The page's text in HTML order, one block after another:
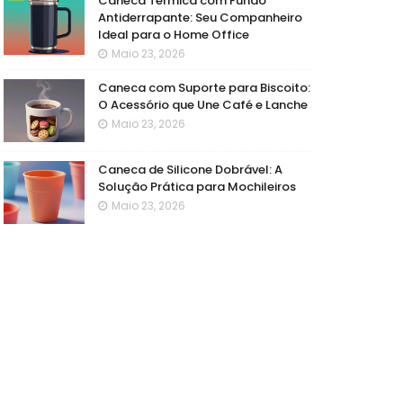
Antiderrapante: Seu Companheiro
Ideal para o Home Office
Maio 23, 2026
Caneca com Suporte para Biscoito:
O Acessório que Une Café e Lanche
Maio 23, 2026
Caneca de Silicone Dobrável: A
Solução Prática para Mochileiros
Maio 23, 2026